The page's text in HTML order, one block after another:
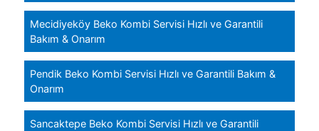
Mecidiyeköy Beko Kombi Servisi Hızlı ve Garantili
Bakım & Onarım
Pendik Beko Kombi Servisi Hızlı ve Garantili Bakım &
Onarım
Sancaktepe Beko Kombi Servisi Hızlı ve Garantili